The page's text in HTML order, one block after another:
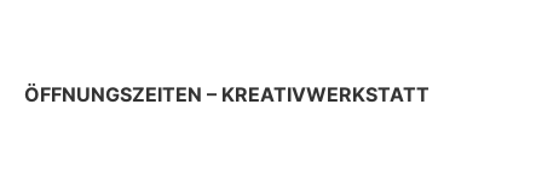
ÖFFNUNGSZEITEN – KREATIVWERKSTATT